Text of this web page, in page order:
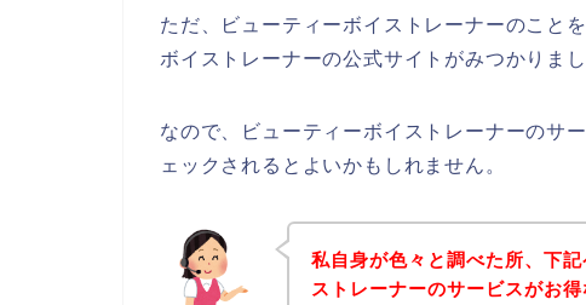
ただ、ビューティーボイストレーナーのこと
ボイストレーナーの公式サイトがみつかりま
なので、ビューティーボイストレーナーのサ
ェックされるとよいかもしれません。
私自身が色々と調べた所、下
ストレーナーのサービスがお